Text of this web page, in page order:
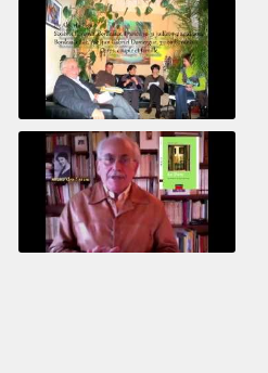
Revisitant le corps familial